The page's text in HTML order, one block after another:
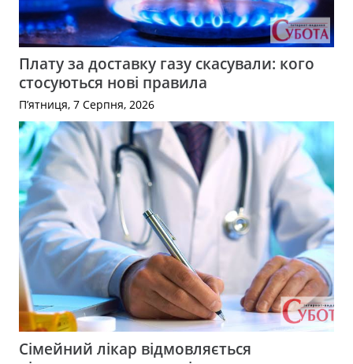
Плату за доставку газу скасували: кого
стосуються нові правила
П’ятниця, 7 Серпня, 2026
Сімейний лікар відмовляється